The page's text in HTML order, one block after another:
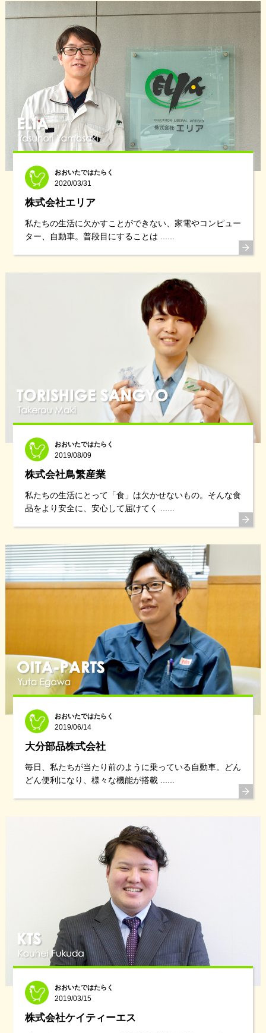
おおいたではたらく
2020/03/31
株式会社エリア
私たちの生活に欠かすことができない、家電やコンピュー
ター、自動車。普段目にすることは ......
おおいたではたらく
2019/08/09
株式会社鳥繁産業
私たちの生活にとって「食」は欠かせないもの。そんな食
品をより安全に、安心して届けてく ......
おおいたではたらく
2019/06/14
大分部品株式会社
毎日、私たちが当たり前のように乗っている自動車。どん
どん便利になり、様々な機能が搭載 ......
おおいたではたらく
2019/03/15
株式会社ケイティーエス